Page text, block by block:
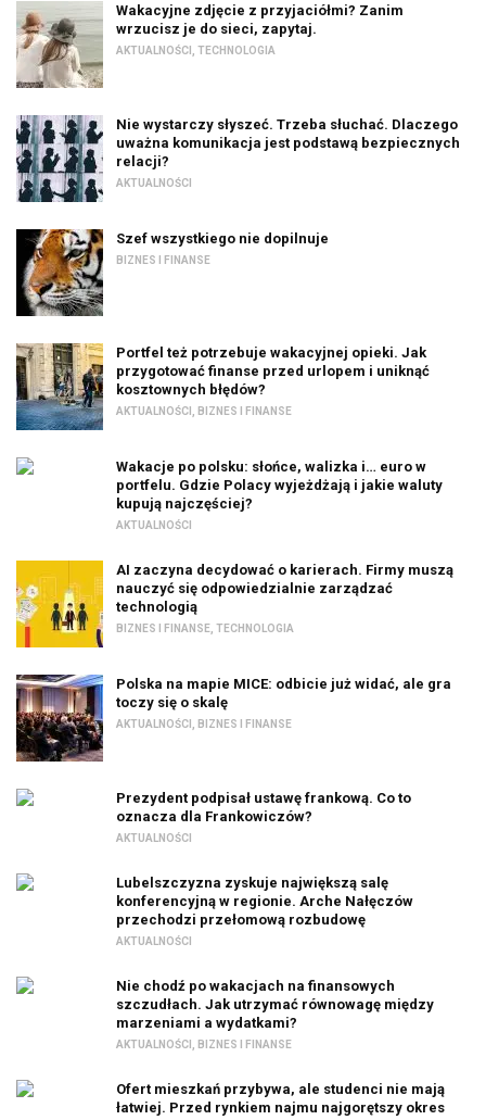
Wakacyjne zdjęcie z przyjaciółmi? Zanim
wrzucisz je do sieci, zapytaj.
AKTUALNOŚCI TECHNOLOGIA
Nie wystarczy słyszeć. Trzeba słuchać. Dlaczego
uważna komunikacja jest podstawą bezpiecznych
relacji?
AKTUALNOŚCI
Szef wszystkiego nie dopilnuje
BIZNES I FINANSE
Portfel też potrzebuje wakacyjnej opieki. Jak
przygotować finanse przed urlopem i uniknąć
kosztownych błędów?
AKTUALNOŚCI BIZNES I FINANSE
Wakacje po polsku: słońce, walizka i… euro w
portfelu. Gdzie Polacy wyjeżdżają i jakie waluty
kupują najczęściej?
AKTUALNOŚCI
AI zaczyna decydować o karierach. Firmy muszą
nauczyć się odpowiedzialnie zarządzać
technologią
BIZNES I FINANSE TECHNOLOGIA
Polska na mapie MICE: odbicie już widać, ale gra
toczy się o skalę
AKTUALNOŚCI BIZNES I FINANSE
Prezydent podpisał ustawę frankową. Co to
oznacza dla Frankowiczów?
AKTUALNOŚCI
Lubelszczyzna zyskuje największą salę
konferencyjną w regionie. Arche Nałęczów
przechodzi przełomową rozbudowę
AKTUALNOŚCI
Nie chodź po wakacjach na finansowych
szczudłach. Jak utrzymać równowagę między
marzeniami a wydatkami?
AKTUALNOŚCI BIZNES I FINANSE
Ofert mieszkań przybywa, ale studenci nie mają
łatwiej. Przed rynkiem najmu najgorętszy okres